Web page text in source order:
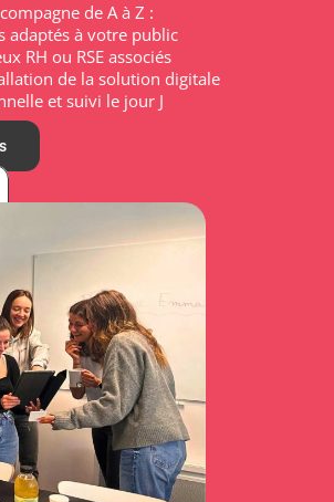
de A à Z :
adaptés à votre public
RH ou RSE associés
de la solution digitale
et suivi le jour J